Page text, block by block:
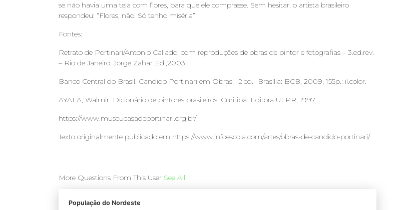
se não havia uma tela com flores, para que ele comprasse. Sem hesitar, o artista brasileiro
respondeu: “Flores, não. Só tenho miséria”.
Fontes:
Retrato de Portinari/Antonio Callado; com reproduções de obras de pintor e fotografias – 3.ed.rev.
– Rio de Janeiro: Jorge Zahar Ed.,2003
Banco Central do Brasil. Candido Portinari em Obras. -2.ed.- Brasília: BCB, 2009, 155p.: il.color.
AYALA, Walmir. Dicionário de pintores brasileiros. Curitiba: Editora UFPR, 1997.
https://www.museucasadeportinari.org.br/
Texto originalmente publicado em https://www.infoescola.com/artes/obras-de-candido-portinari/
More Questions From This User See All
População do Nordeste